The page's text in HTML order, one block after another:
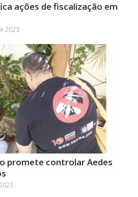
ações de fiscalização em
2023
promete controlar Aedes